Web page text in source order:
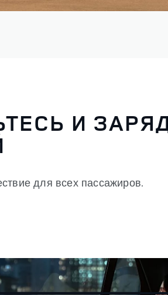
И
для всех пассажиров.